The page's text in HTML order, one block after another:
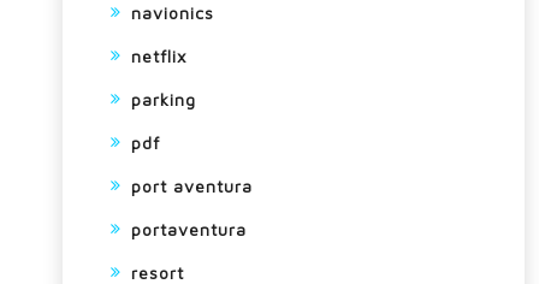
navionics
netflix
parking
pdf
port aventura
portaventura
resort